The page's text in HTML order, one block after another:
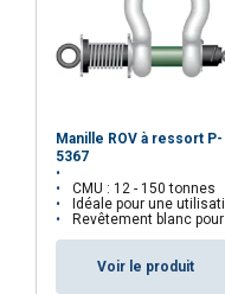
Manille ROV à ressort P-
5367
CMU : 12 - 150 tonnes
Idéale pour une utilisation sous-marine
Revêtement blanc pour une meilleure visibilité
Voir le produit